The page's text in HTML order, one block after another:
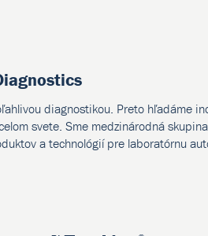
diagnostikou. Preto hľadáme
svete. Sme medzinárodná
a technológií pre laboratórnu